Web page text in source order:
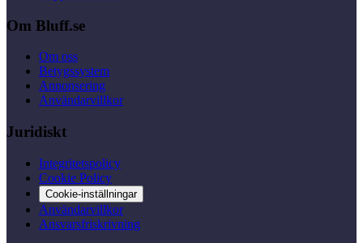
Om Bluff.se
Om oss
Betygssystem
Annonsering
Användarvillkor
Juridiskt
Integritetspolicy
Cookie Policy
Cookie-inställningar
Användarvillkor
Ansvarsfriskrivning